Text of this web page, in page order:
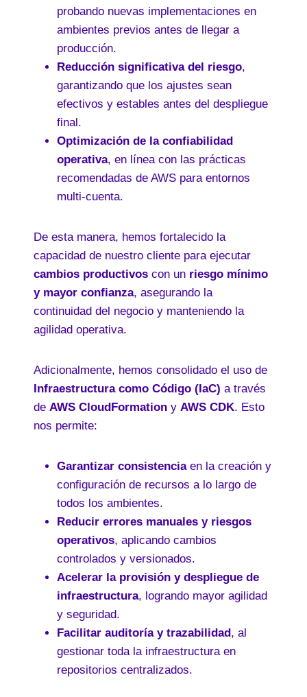
probando nuevas implementaciones en
ambientes previos antes de llegar a
producción.
Reducción significativa del riesgo,
garantizando que los ajustes sean
efectivos y estables antes del despliegue
final.
Optimización de la confiabilidad
operativa, en línea con las prácticas
recomendadas de AWS para entornos
multi-cuenta.
De esta manera, hemos fortalecido la
capacidad de nuestro cliente para ejecutar
cambios productivos con un riesgo mínimo
y mayor confianza, asegurando la
continuidad del negocio y manteniendo la
agilidad operativa.
Adicionalmente, hemos consolidado el uso de
Infraestructura como Código (IaC) a través
de AWS CloudFormation y AWS CDK. Esto
nos permite:
Garantizar consistenciaen la creación y
configuración de recursos a lo largo de
todos los ambientes.
Reducir errores manuales y riesgos
operativos, aplicando cambios
controlados y versionados.
Acelerar la provisión y despliegue de
infraestructura, logrando mayor agilidad
y seguridad.
Facilitar auditoría y trazabilidad, al
gestionar toda la infraestructura en
repositorios centralizados.